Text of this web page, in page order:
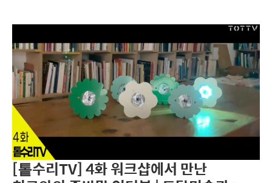
[톹수리TV] 4화 워크샵에서 만난